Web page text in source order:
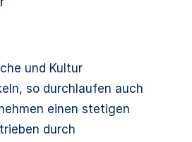
und Kultur
so durchlaufen auch
einen stetigen
durch